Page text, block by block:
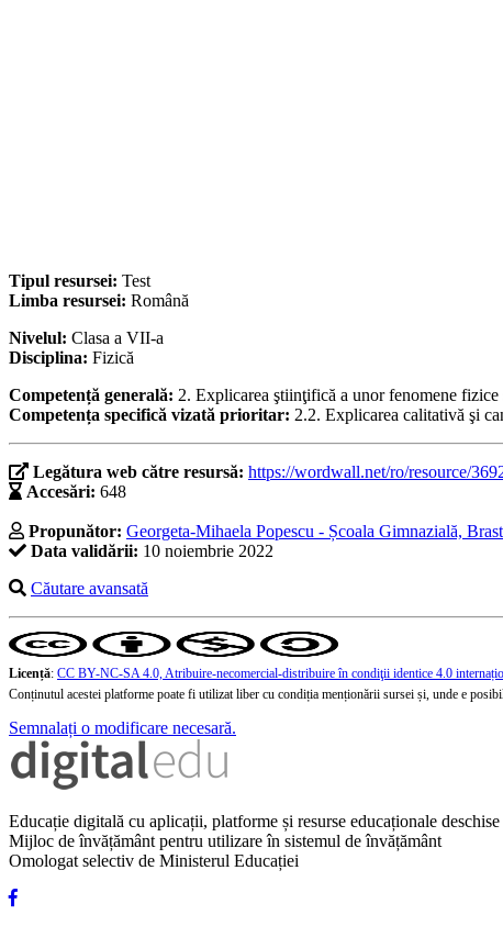
Tipul resursei: Test
Limba resursei: Română
Nivelul: Clasa a VII-a
Disciplina: Fizică
Competență generală: 2. Explicarea ştiinţifică a unor fenomene
Competența specifică vizată prioritar: 2.2. Explicarea calitativă şi
Legătura web către resursă: https://wordwall.net/ro/resource/
Accesări: 648
Propunător: Georgeta-Mihaela Popescu - Școala Gimnazială,
Data validării: 10 noiembrie 2022
Căutare avansată
Licență: CC BY-NC-SA 4.0, Atribuire-necomercial-distribuire în condiţii identice 4.0
Conținutul acestei platforme poate fi utilizat liber cu condiția menționării sursei și, unde e
Semnalați o modificare necesară.
Educație digitală cu aplicații, platforme și resurse educaționale
Mijloc de învățământ pentru utilizare în sistemul de învățământ
Omologat selectiv de Ministerul Educației